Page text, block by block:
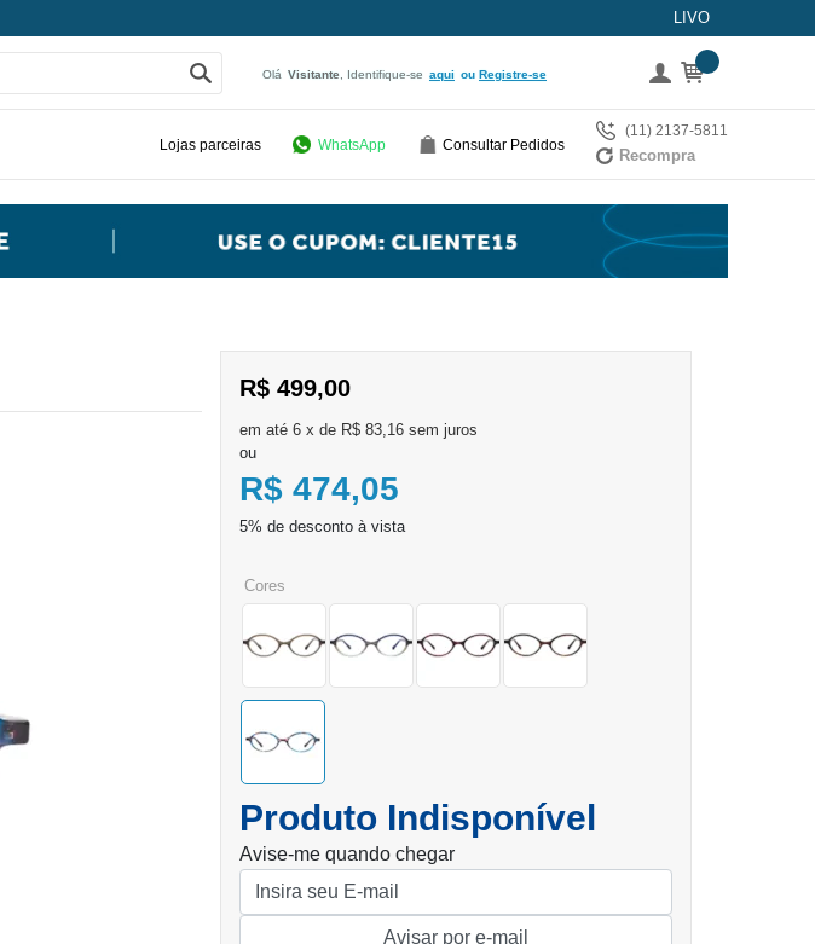
LIVO
Olá Visitante , Identifique-se aqui Registre-se
Lojas parceiras WhatsApp Consultar Pedidos
(11) 2137-5811
Recompra
R$ 499,00
6 x de R$ 83,16 sem juros
ou
R$ 474,05
cores
Produto Indisponível
Avise-me quando chegar